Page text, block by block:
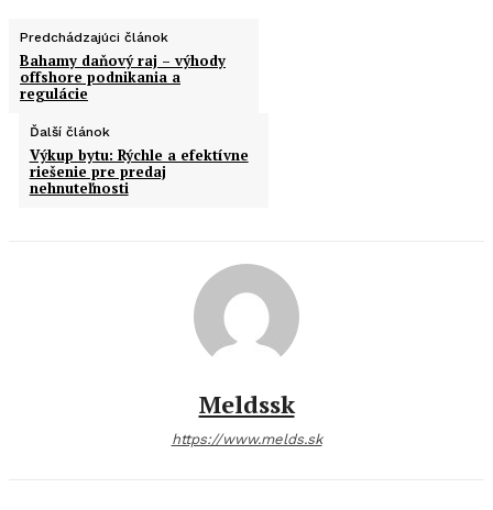
Predchádzajúci článok
Bahamy daňový raj – výhody
offshore podnikania a
regulácie
Ďalší článok
Výkup bytu: Rýchle a efektívne
riešenie pre predaj
nehnuteľnosti
Meldssk
https://www.melds.sk